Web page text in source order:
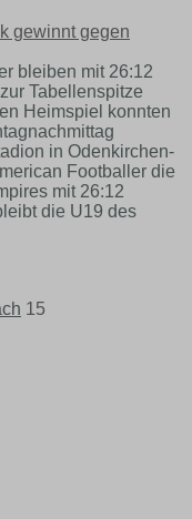
gewinnt gegen
bleiben mit 26:12
Tabellenspitze
Heimspiel konnten
in Odenkirchen-
Footballer die
mit 26:12
die U19 des
15